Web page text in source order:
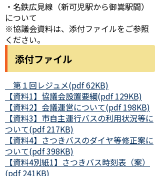
・名鉄広見線（新可児駅から御嵩駅間）
について
※協議会資料は、添付ファイルをご参照
ください。
添付ファイル
第１回レジュメ(pdf 62KB)
【資料1】協議会設置要綱(pdf 129KB)
【資料2】会議運営について(pdf 198KB)
【資料3】市自主運行バスの利用状況等に
ついて(pdf 217KB)
【資料4】さつきバスのダイヤ等修正案に
ついて(pdf 398KB)
【資料4別紙1】さつきバス時刻表（案）
(pdf 241KB)